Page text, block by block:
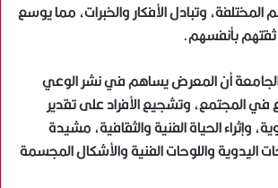
وتبادل الأفكار والخبرات، مما يوسع
ثقتهم بأنفسهم.
أن المعرض يساهم في نشر الوعي
في المجتمع، وتشجيع الأفراد على تقدير
وإثراء الحياة الفنية والثقافية، مشيدة
اليدوية واللوحات الفنية والأشكال المجسمة